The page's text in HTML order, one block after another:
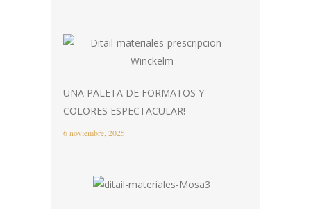
UNA PALETA DE FORMATOS Y
COLORES ESPECTACULAR!
6 noviembre, 2025